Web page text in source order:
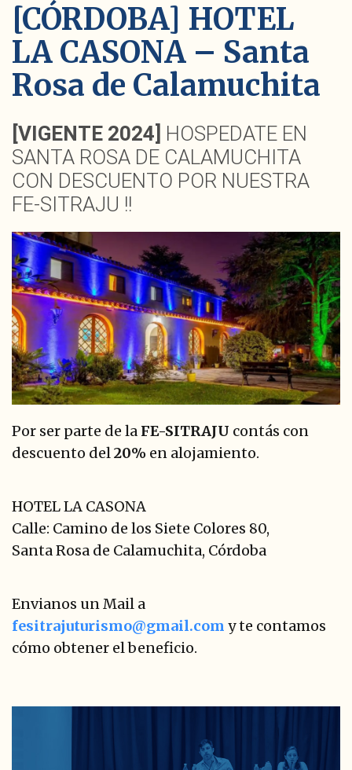
[CÓRDOBA] HOTEL
LA CASONA – Santa
Rosa de Calamuchita
[VIGENTE 2024] HOSPEDATE EN
SANTA ROSA DE CALAMUCHITA
CON DESCUENTO POR NUESTRA
FE-SITRAJU !!
Por ser parte de la FE-SITRAJU contás con
descuento del20% en alojamiento.
HOTEL LA CASONA
Calle: Camino de los Siete Colores 80,
Santa Rosa de Calamuchita, Córdoba
Envianos un Mail a
fesitrajuturismo@gmail.com y te contamos
cómo obtener el beneficio.